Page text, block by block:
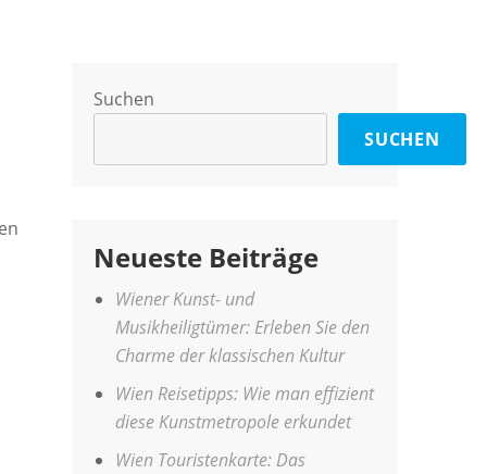
Suchen
SUCHEN
Neueste Beiträge
Wiener Kunst- und
Musikheiligtümer: Erleben Sie den
Charme der klassischen Kultur
Wien Reisetipps: Wie man effizient
diese Kunstmetropole erkundet
Wien Touristenkarte: Das